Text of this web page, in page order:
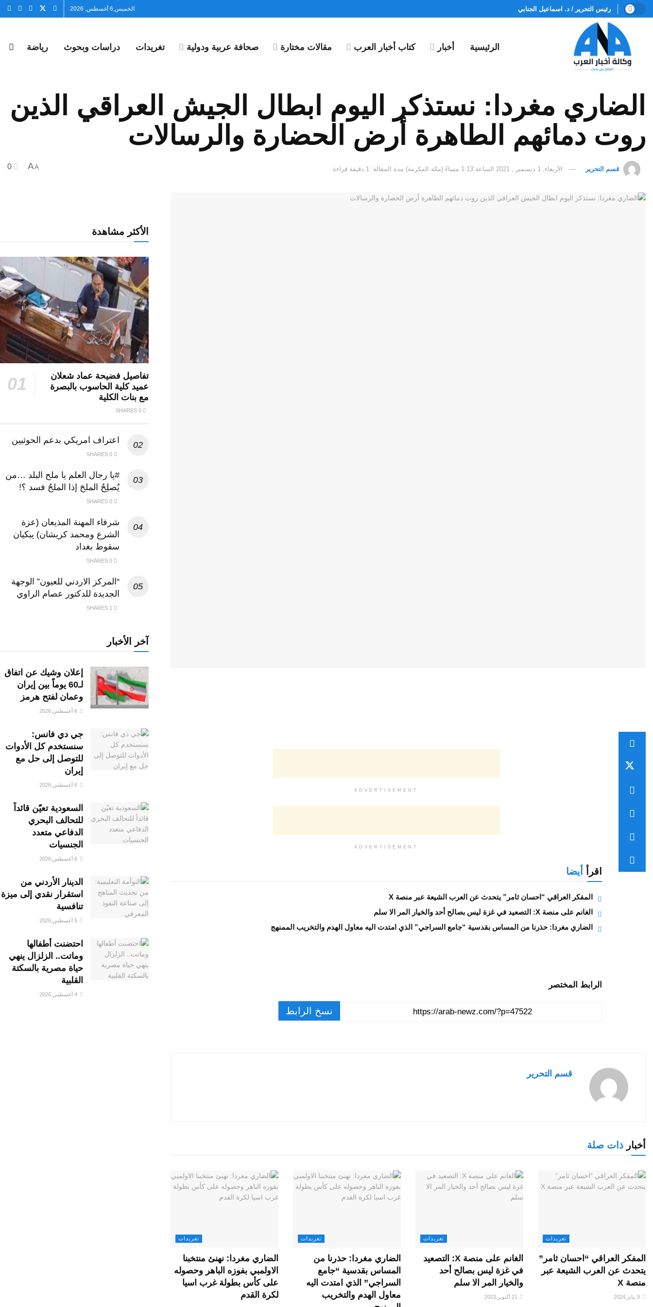
رئيس التحرير / د. اسماعيل الجنابي الخميس,6 أغسطس, 2026
الرئيسية أخبار كتاب أخبار العرب مقالات مختارة صحافة عربية ودولية تغريدات دراسات وبحوث رياضة
الضاري مغردا: نستذكر اليوم ابطال الجيش العراقي الذين
روت دمائهم الطاهرة أرض الحضارة والرسالات
قسم التحرير الأربعاء, 1 ديسمبر , 2021 الساعة 1:13 مساءً (مكة المكرمة) مدة المقالة: 1 دقيقة قراءة A
A
ADVERTISEMENT
ADVERTISEMENT
اقرأ أيضا
المفكر العراقي “احسان ثامر” يتحدث عن العرب الشيعة عبر منصة X
الغانم على منصة X: التصعيد في غزة ليس بصالح أحد والخيار المر الا سلم
الضاري مغردا: حذرنا من المساس بقدسية “جامع السراجي” الذي امتدت اليه معاول الهدم والتخريب الممنهج
الرابط المختصر
نسخ الرابط
قسم التحرير
أخبار ذات صلة
تغريدات
المفكر العراقي “احسان ثامر”
يتحدث عن العرب الشيعة عبر
منصة X
تغريدات
الغانم على منصة X: التصعيد
في غزة ليس بصالح أحد
والخيار المر الا سلم
تغريدات
الضاري مغردا: حذرنا من
المساس بقدسية “جامع
السراجي” الذي امتدت اليه
معاول الهدم والتخريب
تغريدات
الضاري مغردا: نهنئ منتخبنا
الاولمبي بفوزه الباهر وحصوله
على كأس بطولة غرب اسيا
لكرة القدم
الأكثر مشاهدة
تفاصيل فضيحة عماد شعلان
عميد كلية الحاسوب بالبصرة
مع بنات الكلية
اعتراف امريكي بدعم الحوثيين
#يا رجال العلم يا ملح البلد …من
يُصلِحُ الملحَ إذا الملحُ فسد ؟!
شرفاء المهنة المذيعان (عزة
الشرع ومحمد كريشان) يبكيان
سقوط بغداد
“المركز الاردني للعيون” الوجهة
الجديدة للدكتور عصام الراوي
آخر الأخبار
إعلان وشيك عن اتفاق
لـ60 يوماً بين إيران
وعمان لفتح هرمز
جي دي فانس:
سنستخدم كل الأدوات
للتوصل إلى حل مع
إيران
السعودية تعيّن قائداً
للتحالف البحري
الدفاعي متعدد
الجنسيات
الدينار الأردني من
استقرار نقدي إلى ميزة
تنافسية
احتضنت أطفالها
وماتت.. الزلزال ينهي
حياة مصرية بالسكتة
القلبية